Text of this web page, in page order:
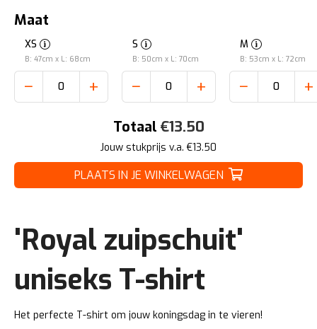
Maat
XS
B: 47cm x L: 68cm
− +
S
B: 50cm x L: 70cm
− +
M
B: 53cm x L: 72cm
− +
Totaal €13.50
Jouw stukprijs v.a. €13.50
PLAATS IN JE WINKELWAGEN
'Royal zuipschuit'
uniseks T-shirt
Het perfecte T-shirt om jouw koningsdag in te vieren!